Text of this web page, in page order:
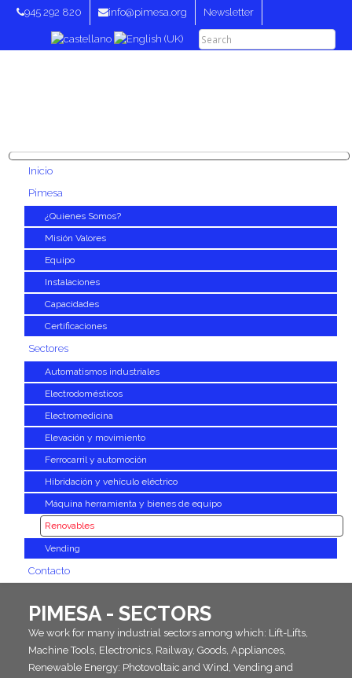
945 292 820 info@pimesa.org Newsletter
Inicio
Pimesa
¿Quienes Somos?
Misión Valores
Equipo
Instalaciones
Capacidades
Certificaciones
Sectores
Automatismos industriales
Electrodomésticos
Electromedicina
Elevación y movimiento
Ferrocarril y automoción
Hibridación y vehículo eléctrico
Máquina herramienta y bienes de equipo
Renovables
Vending
Contacto
PIMESA - SECTORS
We work for many industrial sectors among which: Lift-Lifts,
Machine Tools, Electronics, Railway, Goods, Appliances,
Renewable Energy: Photovoltaic and Wind, Vending and